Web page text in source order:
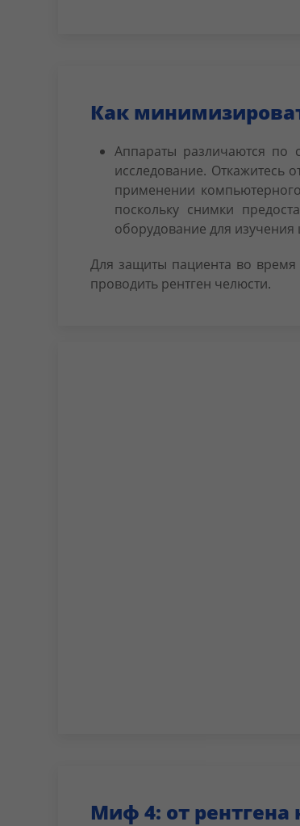
Как
Аппараты различаются по
исследование. Откажитесь
применении
поскольку снимки
оборудование для
Для защиты пациента во время
проводить рентген челюсти.
Миф 4: от рентгена